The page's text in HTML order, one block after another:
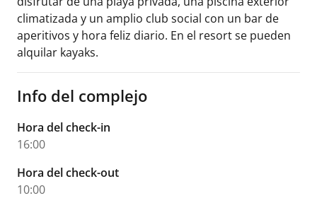
climatizada y un amplio club social con un bar de
aperitivos y hora feliz diario. En el resort se pueden
alquilar kayaks.
Info del complejo
Hora del check-in
16:00
Hora del check-out
10:00